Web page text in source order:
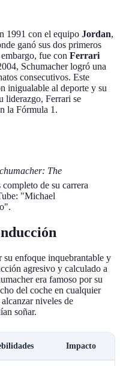
1991 con el equipo Jordan,
ganó sus dos primeros
fue con Ferrari
Schumacher logró una
consecutivos. Este
inigualable al deporte y su
liderazgo, Ferrari se
la Fórmula 1.
The
completo de su carrera
"Michael
enfoque inquebrantable y
agresivo y calculado a
era famoso por su
del coche en cualquier
niveles de
soñar.
Impacto